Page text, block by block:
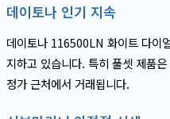
데이토나 인기 지속
데이토나 116500LN 화이트 다이
지하고 있습니다. 특히 풀셋 제품
정가 근처에서 거래됩니다.